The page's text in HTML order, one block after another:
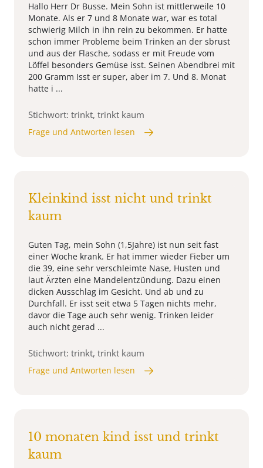
Hallo Herr Dr Busse. Mein Sohn ist mittlerweile 10
Monate. Als er 7 und 8 Monate war, war es total
schwierig Milch in ihn rein zu bekommen. Er hatte
schon immer Probleme beim Trinken an der sbrust
und aus der Flasche, sodass er mit Freude vom
Löffel besonders Gemüse isst. Seinen Abendbrei mit
200 Gramm Isst er super, aber im 7. Und 8. Monat
hatte i ...
Stichwort: trinkt, trinkt kaum
Frage und Antworten lesen
Kleinkind isst nicht und trinkt
kaum
Guten Tag, mein Sohn (1,5Jahre) ist nun seit fast
einer Woche krank. Er hat immer wieder Fieber um
die 39, eine sehr verschleimte Nase, Husten und
laut Ärzten eine Mandelentzündung. Dazu einen
dicken Ausschlag im Gesicht. Und ab und zu
Durchfall. Er isst seit etwa 5 Tagen nichts mehr,
davor die Tage auch sehr wenig. Trinken leider
auch nicht gerad ...
Stichwort: trinkt, trinkt kaum
Frage und Antworten lesen
10 monaten kind isst und trinkt
kaum